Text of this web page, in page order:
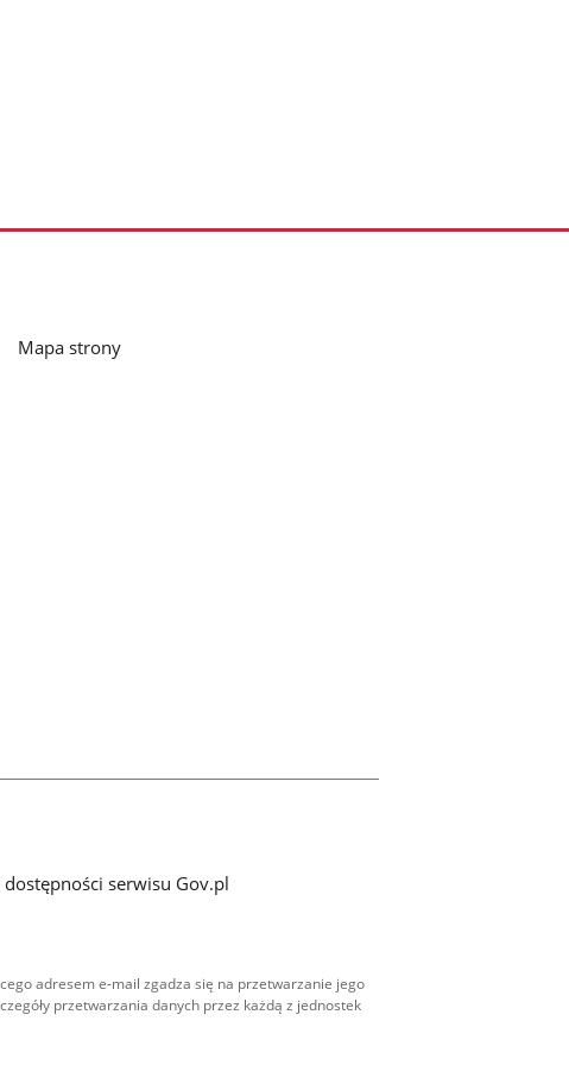
Mapa strony
dostępności serwisu Gov.pl
adresem e-mail zgadza się na przetwarzanie jego
przetwarzania danych przez każdą z jednostek